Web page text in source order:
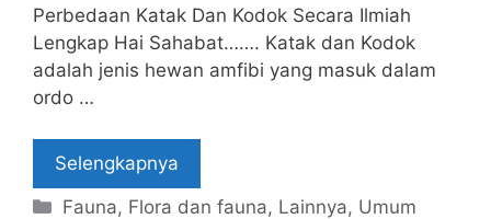
Perbedaan Katak Dan Kodok Secara Ilmiah
Lengkap Hai Sahabat……. Katak dan Kodok
adalah jenis hewan amfibi yang masuk dalam
ordo …
Selengkapnya
Categories
Fauna, Flora dan fauna, Lainnya, Umum